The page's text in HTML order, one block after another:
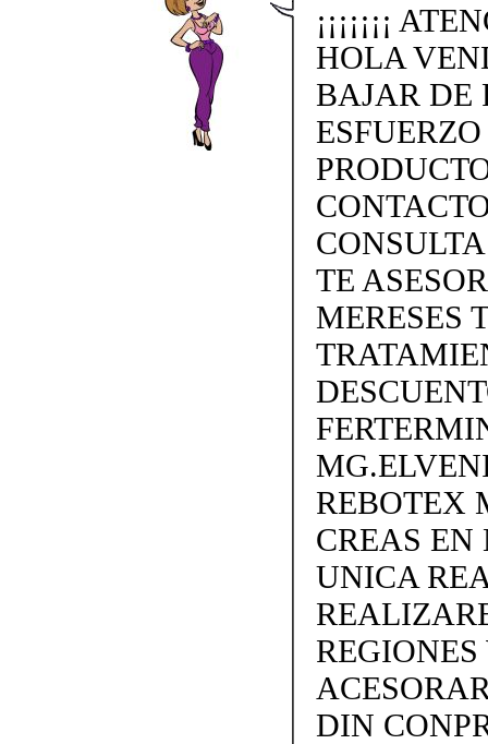
¡¡¡¡¡¡¡
HOLA
BAJAR DE
TE
MERESES
REBOTEX
CREAS EN
UNICA
REGIONES
DIN